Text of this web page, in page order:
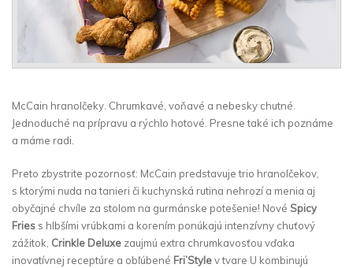
McCain hranolčeky. Chrumkavé, voňavé a nebesky chutné.
Jednoduché na prípravu a rýchlo hotové. Presne také ich poznáme
a máme radi.
Preto zbystrite pozornosť: McCain predstavuje trio hranolčekov,
s ktorými nuda na tanieri či kuchynská rutina nehrozí a menia aj
obyčajné chvíle za stolom na gurmánske potešenie! Nové Spicy
Fries s hlbšími vrúbkami a korením ponúkajú intenzívny chuťový
zážitok, Crinkle Deluxe zaujmú extra chrumkavosťou vďaka
inovatívnej receptúre a obľúbené Fri’Stylev tvare U kombinujú